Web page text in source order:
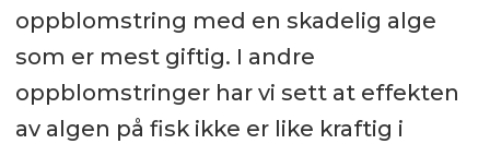
oppblomstring med en skadelig alge
som er mest giftig. I andre
oppblomstringer har vi sett at effekten
av algen på fisk ikke er like kraftig i